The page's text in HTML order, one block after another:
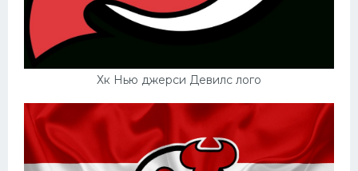
Хк Нью джерси Девилс лого